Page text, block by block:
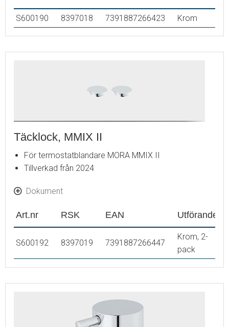
S600190 8397018 7391887266423 Krom
Täcklock, MMIX II
För termostatblandare MORA MMIX II
Tillverkad från 2024
Dokument
Art.nr RSK EAN Utförande
S600192 8397019 7391887266447
Krom, 2-
pack